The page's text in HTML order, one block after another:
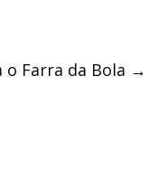
o Farra da Bola →